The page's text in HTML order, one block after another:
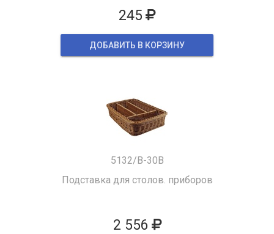
245
ДОБАВИТЬ В КОРЗИНУ
5132/B-30B
Подставка для столов. приборов
2 556